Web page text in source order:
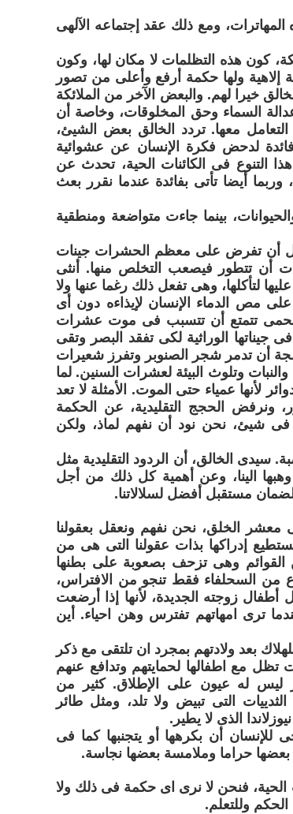
المهاترات، ومع ذلك عقد إجتماعه الآلهى
كون هذه التظلمات لا مكان لها، وكون
ولها حكمة أرفع وأعلى من تصور
خيرا لهم. والبعض الآخر من الملائكة
السماء وحق المخلوقات، وخاصة أن
التعامل معها. تردد الخالق بعض الشيئ،
فائدة لدحض فكرة الإنسان عن عشوائية
التنوع فى الكائنات الحية، تحدث عن
أيضا تأتى بفائدة عندما نقرر بعث
بينما جاءت متواضعة ومنطقية
أن تفرض على معظم الحشرات جينات
أن تتطور فيصعب التخلص منها. أنثى
لتأكلها، وهى تفعل ذلك رغما عنها ولا
مص الدماء الإنسان لإيذاءه دون أى
الحمى تتمتع أن تتسبب فى موت عشرات
جيناتها الوراثية لكى تفقد البصر وتقى
أن تدمر شجر الصنوبر وتفرز شعيرات
وتلوث البيئة لعشرات السنين. لما
لأنها عمياء حتى الموت. الأمثلة لا تعد
ونرفض الحجج التقليدية، عن الحكمة
فى شيئ، نحن نود أن نفهم لماذ، ولكن
الخالق، أن الردود التقليدية مثل
الينا، وعن أهمية كل ذلك من أجل
مستقبل أفضل لسلالاتنا.
معشر الخلق، نحن نفهم ونعقل بعقولنا
إدراكها بذات عقولنا التى هى من
وهى تزحف بصعوبة على بطنها
بيضة واحد من بين 1000 بيضة لنوع من السحلفاء فقط تنجو من الافتراس،
زوجته الجديدة، لأنها إذا أرضعت
ترى امهاتهم تفترس وهن احياء. أين
بعد ولادتهم بمجرد ان تلتقى مع ذكر
تظل مع اطفالها لحمايتهم وتدافع عنهم
له عيون على الإطلاق. كثير من
التى تبيض ولا تلد، ومثل طائر
الذى لا يطير.
للإنسان أن بكرهها أو يتجنبها كما فى
حراما وملامسة بعضها نجاسة.
الحية، فنحن لا نرى اى حكمة فى ذلك ولا
وللتعلم.